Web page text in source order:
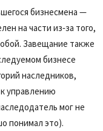
бизнесмена —
на части из‑за того,
Завещание также
бизнесе
наследников,
управлению
мог не
понимал это).